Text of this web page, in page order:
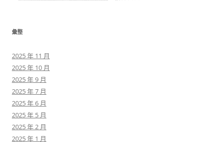
彙整
2025 年 11 月
2025 年 10 月
2025 年 9 月
2025 年 7 月
2025 年 6 月
2025 年 5 月
2025 年 2 月
2025 年 1 月